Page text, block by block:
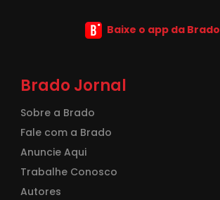
Baixe o app da Brado
Brado Jornal
Sobre a Brado
Fale com a Brado
Anuncie Aqui
Trabalhe Conosco
Autores